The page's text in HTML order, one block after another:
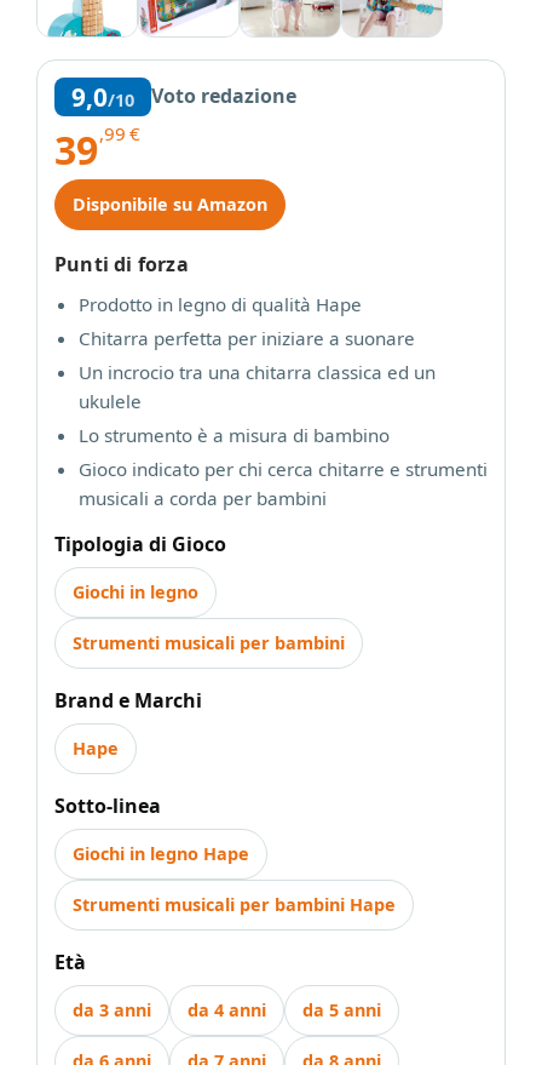
9,0/10 Voto redazione
39,99 €
Disponibile su Amazon
Punti di forza
Prodotto in legno di qualità Hape
Chitarra perfetta per iniziare a suonare
Un incrocio tra una chitarra classica ed un
ukulele
Lo strumento è a misura di bambino
Gioco indicato per chi cerca chitarre e strumenti
musicali a corda per bambini
Tipologia di Gioco
Giochi in legno
Strumenti musicali per bambini
Brand e Marchi
Hape
Sotto-linea
Giochi in legno Hape
Strumenti musicali per bambini Hape
Età
da 3 anni da 4 anni da 5 anni